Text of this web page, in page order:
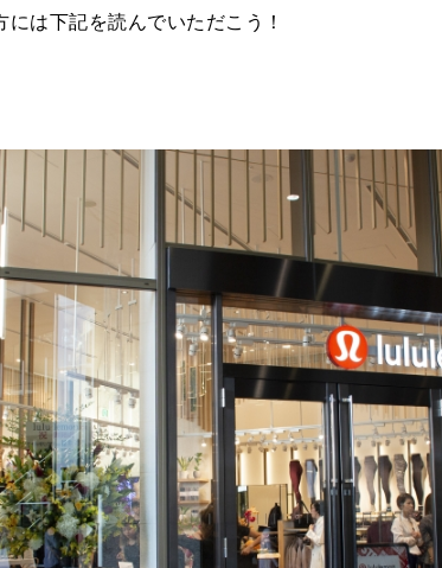
は下記を読んでいただこう！